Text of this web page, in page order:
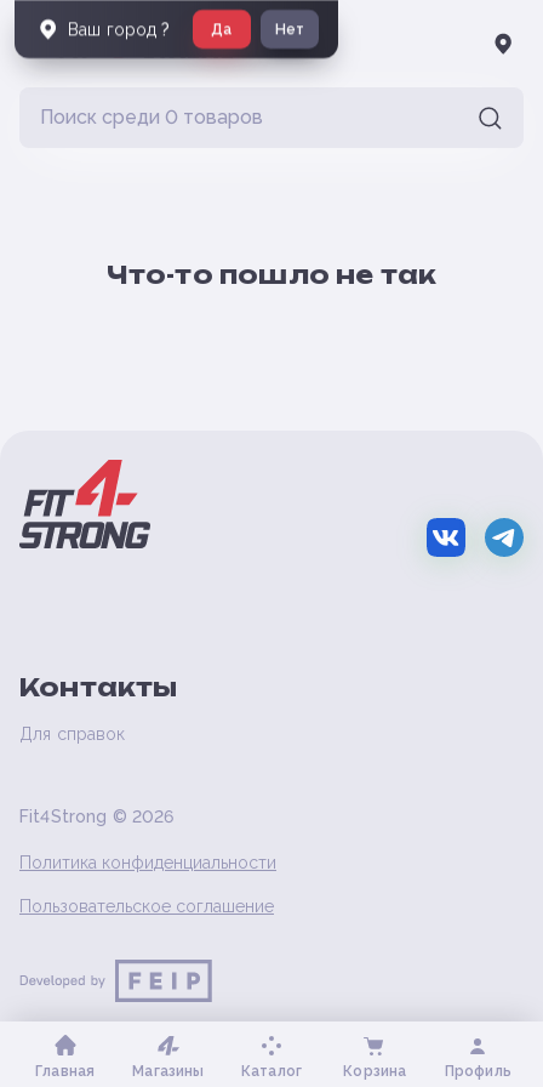
Что-то пошло не так
Контакты
Для справок
Fit4Strong © 2026
Политика конфиденциальности
Пользовательское соглашение
Главная Магазины Каталог Корзина Профиль
Ваш город ? Да Нет